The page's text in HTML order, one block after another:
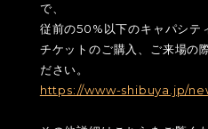
で、
従前の50%以下のキャパシテ
チケットのご購入、ご来場の
ださい。
https://www-shibuya.jp/